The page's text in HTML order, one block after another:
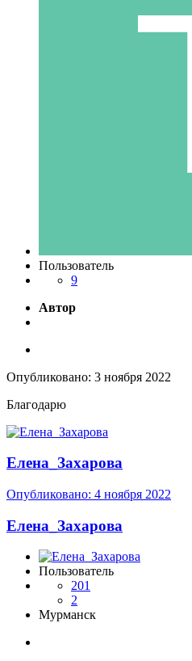
Пользователь
9
Автор
Опубликовано: 3 ноября 2022
Благодарю
Елена_Захарова
Опубликовано: 4 ноября 2022
Елена_Захарова
Пользователь
201
2
Мурманск